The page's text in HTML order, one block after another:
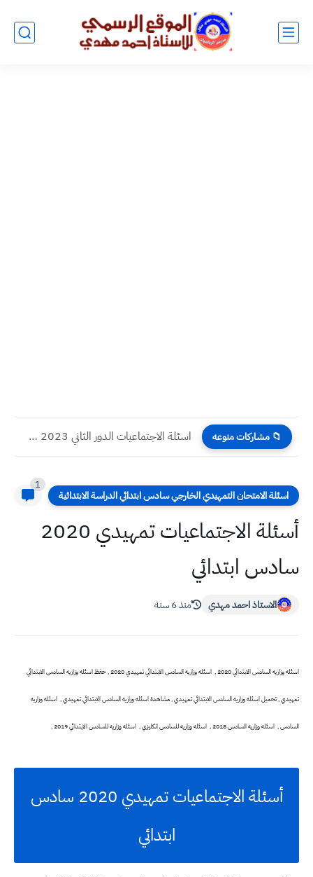
📁 مشاركات منوعه اسئلة الاجتماعيات الدور الثاني 2023 صف السادس الابتدائي
اسئلة الامتحان التمهيدي الخارجي سادس ابتدائي الدراسة الابتدائية
1
أسئلة الاجتماعيات تمهيدي 2020
سادس ابتدائي
الاستاذ احمد مهدي منذ 6 سنة
اسئله وزاريه السادس الابتدائي 2020 , اسئله وزاريه السادس الابتدائي تمهيدي 2020 , حفظ اسئله وزاريه السادس الابتدائي
تمهيدي , تحميل اسئله وزاريه السادس الابتدائي تمهيدي , مشاهدة اسئله وزاريه السادس الابتدائي تمهيدي , اسئله وزاريه
السادس , اسئله وزاريه السادس 2018 , اسئله وزاريه للسادس انكليزي , اسئله وزاريه للسادس الابتدائي 2019 ,
أسئلة الاجتماعيات تمهيدي 2020 سادس
ابتدائي